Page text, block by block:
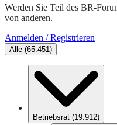
Werden Sie Teil des BR-
von anderen.
Anmelden / Registrieren
Alle (65.451)
Betriebsrat (19.912)